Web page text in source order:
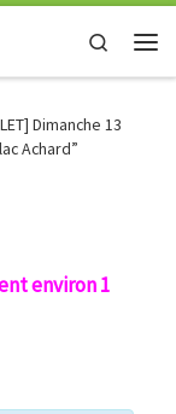
Search
Dimanche 13
Achard”
environ 1